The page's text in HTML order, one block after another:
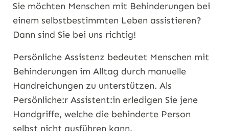
Sie möchten Menschen mit Behinderungen bei
einem selbstbestimmten Leben assistieren?
Dann sind Sie bei uns richtig!
Persönliche Assistenz bedeutet Menschen mit
Behinderungen im Alltag durch manuelle
Handreichungen zu unterstützen. Als
Persönliche:r Assistent:in erledigen Sie jene
Handgriffe, welche die behinderte Person
selbst nicht ausführen kann.